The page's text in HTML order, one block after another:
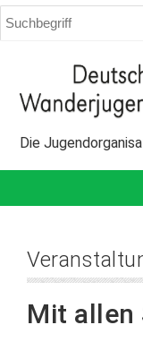
Die
Mit allen